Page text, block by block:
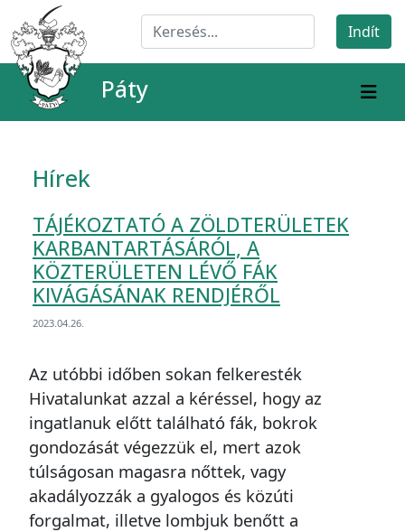
Páty
Hírek
TÁJÉKOZTATÓ A ZÖLDTERÜLETEK
KARBANTARTÁSÁRÓL, A
KÖZTERÜLETEN LÉVŐ FÁK
KIVÁGÁSÁNAK RENDJÉRŐL
2023.04.26.
Az utóbbi időben sokan felkeresték
Hivatalunkat azzal a kéréssel, hogy az
ingatlanuk előtt található fák, bokrok
gondozását végezzük el, mert azok
túlságosan magasra nőttek, vagy
akadályozzák a gyalogos és közúti
forgalmat, illetve lombjuk benőtt a